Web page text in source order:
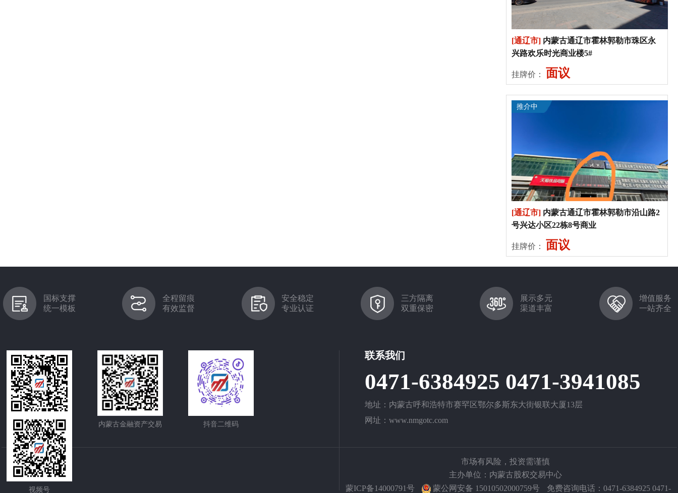
[通辽市]内蒙古通辽市霍林郭勒市珠区永
兴路欢乐时光商业楼5#
挂牌价： 面议
推介中
[通辽市]内蒙古通辽市霍林郭勒市沿山路2
号兴达小区22栋8号商业
挂牌价： 面议
国标支撑
统一模板
全程留痕
有效监督
安全稳定
专业认证
三方隔离
双重保密
展示多元
渠道丰富
增值服务
一站齐全
内蒙古股权交易中心 内蒙古金融资产交易 抖音二维码
视频号
联系我们
0471-6384925 0471-3941085
地址：内蒙古呼和浩特市赛罕区鄂尔多斯东大街银联大厦13层
网址：www.nmgotc.com
市场有风险，投资需谨慎
主办单位：内蒙古股权交易中心
蒙ICP备14000791号
蒙公网安备 15010502000759号 免费咨询电话：0471-6384925 0471-